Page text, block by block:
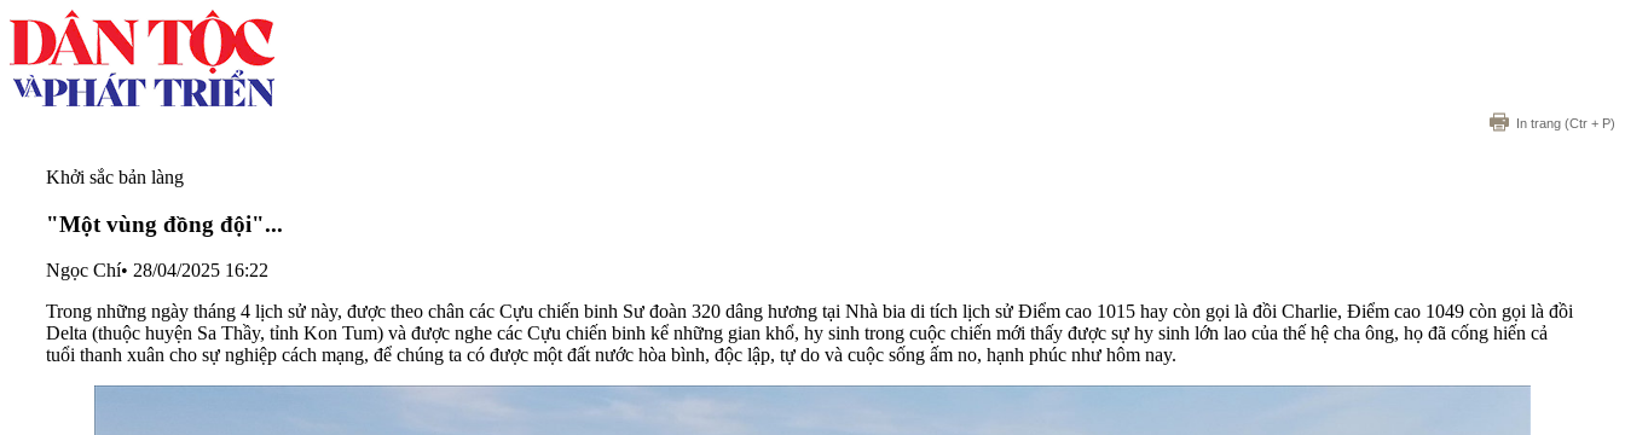
In trang (Ctr + P)
Khởi sắc bản làng
"Một vùng đồng đội"...
Ngọc Chí• 28/04/2025 16:22
Trong những ngày tháng 4 lịch sử này, được theo chân các Cựu chiến binh Sư đoàn 320 dâng hương tại Nhà bia di tích lịch sử Điểm cao 1015 hay còn gọi là đồi Charlie, Điểm cao 1049 còn gọi là đồi
Delta (thuộc huyện Sa Thầy, tỉnh Kon Tum) và được nghe các Cựu chiến binh kể những gian khổ, hy sinh trong cuộc chiến mới thấy được sự hy sinh lớn lao của thế hệ cha ông, họ đã cống hiến cả
tuổi thanh xuân cho sự nghiệp cách mạng, để chúng ta có được một đất nước hòa bình, độc lập, tự do và cuộc sống ấm no, hạnh phúc như hôm nay.